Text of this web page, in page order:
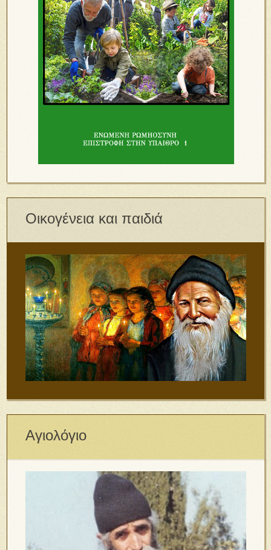
Οικογένεια και παιδιά
Αγιολόγιο